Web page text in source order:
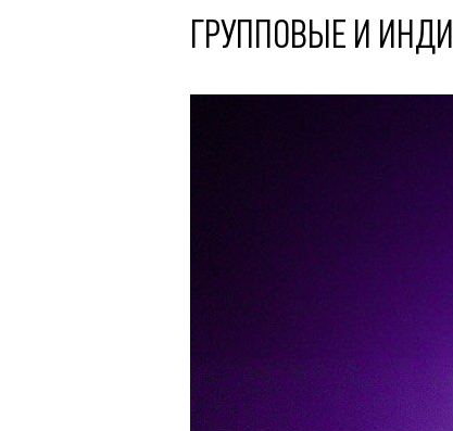
ГРУППОВЫЕ И